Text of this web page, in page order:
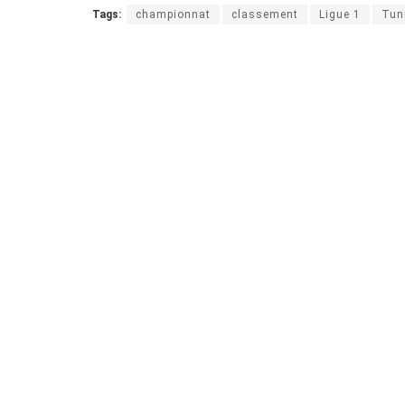
Tags: championnat classement Ligue 1